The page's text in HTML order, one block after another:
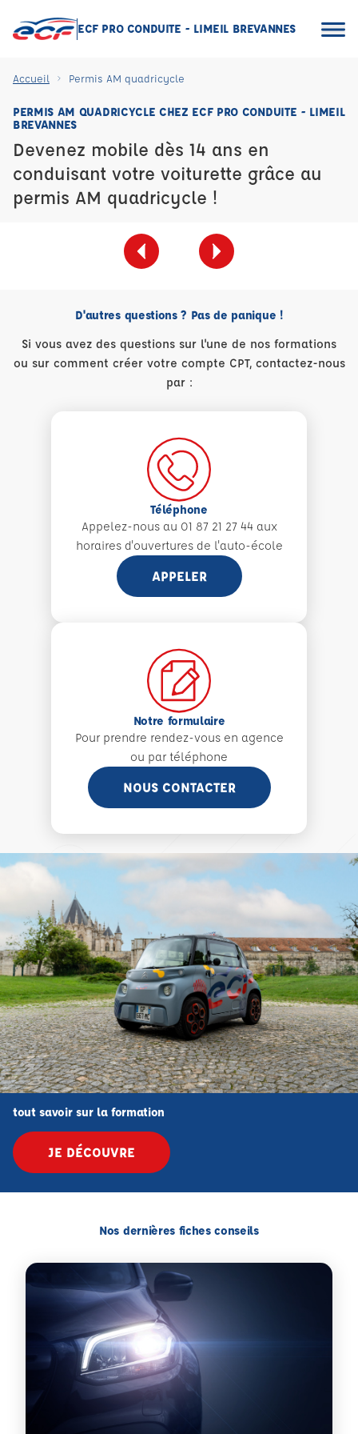
ECF PRO CONDUITE - LIMEIL BREVANNES
Accueil Permis AM quadricycle
PERMIS AM QUADRICYCLE CHEZ ECF PRO CONDUITE - LIMEIL
BREVANNES
Devenez mobile dès 14 ans en
conduisant votre voiturette grâce au
permis AM quadricycle !
D'autres questions ? Pas de panique !
Si vous avez des questions sur l'une de nos formations
ou sur comment créer votre compte CPT, contactez-nous
par :
Téléphone
Appelez-nous au 01 87 21 27 44 aux
horaires d'ouvertures de l'auto-école
APPELER
Notre formulaire
Pour prendre rendez-vous en agence
ou par téléphone
NOUS CONTACTER
tout savoir sur la formation
JE DÉCOUVRE
Nos dernières fiches conseils